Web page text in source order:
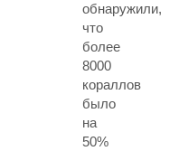
обнаружили,
что
более
8000
кораллов
было
на
50%